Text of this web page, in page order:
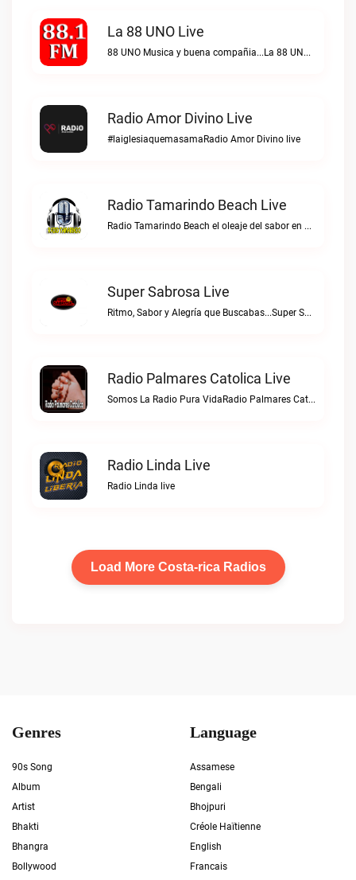
La 88 UNO Live
88 UNO Musica y buena compañia...La 88 UNO live
Radio Amor Divino Live
#laiglesiaquemasamaRadio Amor Divino live
Radio Tamarindo Beach Live
Radio Tamarindo Beach el oleaje del sabor en Costa RicaRadio Tamarindo Beach live
Super Sabrosa Live
Ritmo, Sabor y Alegría que Buscabas...Super Sabrosa live
Radio Palmares Catolica Live
Somos La Radio Pura VidaRadio Palmares Catolica live
Radio Linda Live
Radio Linda live
Load More Costa-rica Radios
Genres
90s Song
Album
Artist
Bhakti
Bhangra
Bollywood
Language
Assamese
Bengali
Bhojpuri
Créole Haïtienne
English
Francais